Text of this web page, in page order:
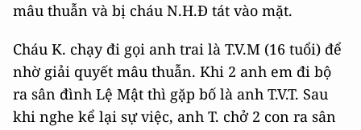
mâu thuẫn và bị cháu N.H.Đ tát vào mặt.
Cháu K. chạy đi gọi anh trai là T.V.M (16 tuổi) để
nhờ giải quyết mâu thuẫn. Khi 2 anh em đi bộ
ra sân đình Lệ Mật thì gặp bố là anh T.V.T. Sau
khi nghe kể lại sự việc, anh T. chở 2 con ra sân